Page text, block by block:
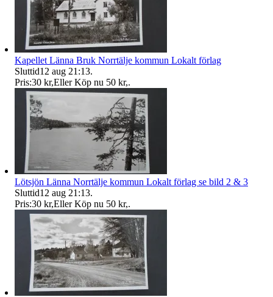
Kapellet Länna Bruk Norrtälje kommun Lokalt förlag
Sluttid12 aug 21:13.
Pris:30 kr,Eller Köp nu 50 kr,.
Lötsjön Länna Norrtälje kommun Lokalt förlag se bild 2 & 3
Sluttid12 aug 21:13.
Pris:30 kr,Eller Köp nu 50 kr,.